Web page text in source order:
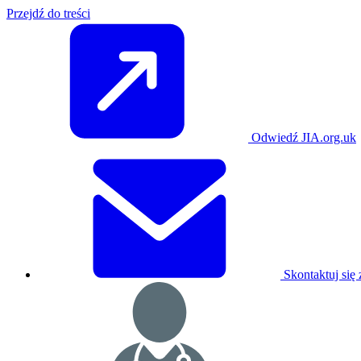
Przejdź do treści
Odwiedź JIA.org.uk
Skontaktuj się